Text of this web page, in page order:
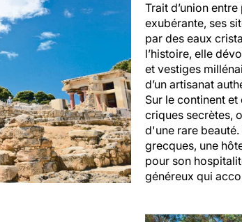
Trait d’union
exubérante, ses
par des eaux
l’histoire, elle
et vestiges
d’un artisanat
Sur le continent et
criques secrètes,
d'une rare
grecques, une
pour son
généreux qui